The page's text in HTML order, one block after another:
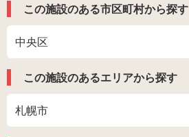
この施設のある市区町村から探す
中央区
この施設のあるエリアから探す
札幌市